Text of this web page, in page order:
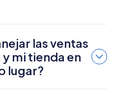
las ventas
mi tienda en
lugar?